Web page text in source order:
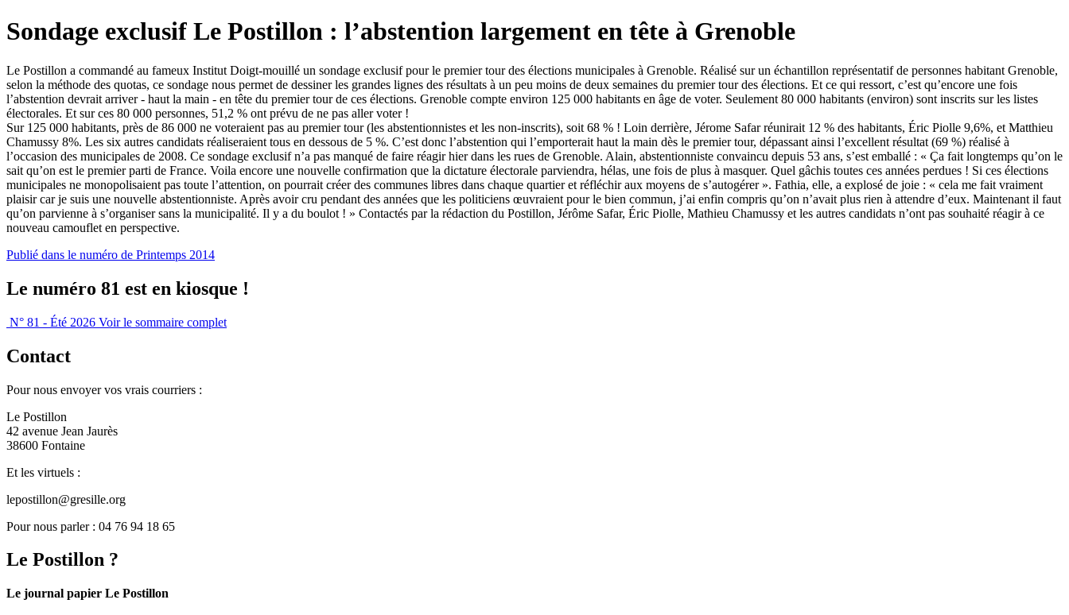
Sondage exclusif Le Postillon : l’abstention largement en tête à Grenoble
Le Postillon a commandé au fameux Institut Doigt-mouillé un sondage exclusif pour le premier tour des élections municipales à Grenoble. Réalisé sur un échantillon représentatif de personnes habitant Grenoble,
selon la méthode des quotas, ce sondage nous permet de dessiner les grandes lignes des résultats à un peu moins de deux semaines du premier tour des élections. Et ce qui ressort, c’est qu’encore une fois
l’abstention devrait arriver - haut la main - en tête du premier tour de ces élections. Grenoble compte environ 125 000 habitants en âge de voter. Seulement 80 000 habitants (environ) sont inscrits sur les listes
électorales. Et sur ces 80 000 personnes, 51,2 % ont prévu de ne pas aller voter !
Sur 125 000 habitants, près de 86 000 ne voteraient pas au premier tour (les abstentionnistes et les non-inscrits), soit 68 % ! Loin derrière, Jérome Safar réunirait 12 % des habitants, Éric Piolle 9,6%, et Matthieu
Chamussy 8%. Les six autres candidats réaliseraient tous en dessous de 5 %. C’est donc l’abstention qui l’emporterait haut la main dès le premier tour, dépassant ainsi l’excellent résultat (69 %) réalisé à
l’occasion des municipales de 2008. Ce sondage exclusif n’a pas manqué de faire réagir hier dans les rues de Grenoble. Alain, abstentionniste convaincu depuis 53 ans, s’est emballé : « Ça fait longtemps qu’on le
sait qu’on est le premier parti de France. Voila encore une nouvelle confirmation que la dictature électorale parviendra, hélas, une fois de plus à masquer. Quel gâchis toutes ces années perdues ! Si ces élections
municipales ne monopolisaient pas toute l’attention, on pourrait créer des communes libres dans chaque quartier et réfléchir aux moyens de s’autogérer ». Fathia, elle, a explosé de joie : « cela me fait vraiment
plaisir car je suis une nouvelle abstentionniste. Après avoir cru pendant des années que les politiciens œuvraient pour le bien commun, j’ai enfin compris qu’on n’avait plus rien à attendre d’eux. Maintenant il faut
qu’on parvienne à s’organiser sans la municipalité. Il y a du boulot ! » Contactés par la rédaction du Postillon, Jérôme Safar, Éric Piolle, Mathieu Chamussy et les autres candidats n’ont pas souhaité réagir à ce
nouveau camouflet en perspective.
Publié dans le numéro de Printemps 2014
Le numéro 81 est en kiosque !
N° 81 - Été 2026 Voir le sommaire complet
Contact
Pour nous envoyer vos vrais courriers :
Le Postillon
42 avenue Jean Jaurès
38600 Fontaine
Et les virtuels :
lepostillon@gresille.org
Pour nous parler : 04 76 94 18 65
Le Postillon ?
Le journal papier Le Postillon